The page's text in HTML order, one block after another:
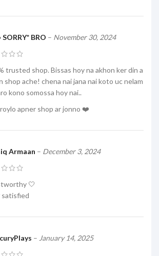
SORRY* BRO – November 30, 2024
trusted shop. Bissas hoy na akhon ker din a
shop ache! chena nai jana nai koto uc nelam
kono somossa hoy nai..
apner shop ar jonno ❤️
Armaan – December 3, 2024
🤍
satisfied
– January 14, 2025